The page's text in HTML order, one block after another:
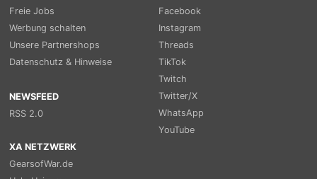
Freie Jobs
Werbung schalten
Unsere Partnershops
Datenschutz & Hinweise
NEWSFEED
RSS 2.0
Facebook
Instagram
Threads
TikTok
Twitch
Twitter/X
WhatsApp
YouTube
XA NETZWERK
GearsofWar.de